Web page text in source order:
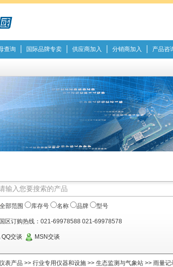
查询 国际品牌专卖 供应商加入 分销商加入 产品咨
全部范围 库存号 名称 品牌 型号
区订购热线：021-69978588 021-69978578
QQ交谈 MSN交谈
表产品 >> 行业专用仪器和设施 >> 生态监测与气象站 >> 雨量记